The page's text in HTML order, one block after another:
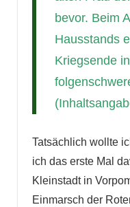
bevor. Beim
Hausstands
Kriegsende
Tatsächlich wollte
ich das erste Mal
Kleinstadt in
Einmarsch der